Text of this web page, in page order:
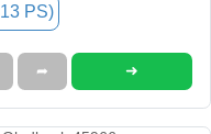
PS)
➦ ➜